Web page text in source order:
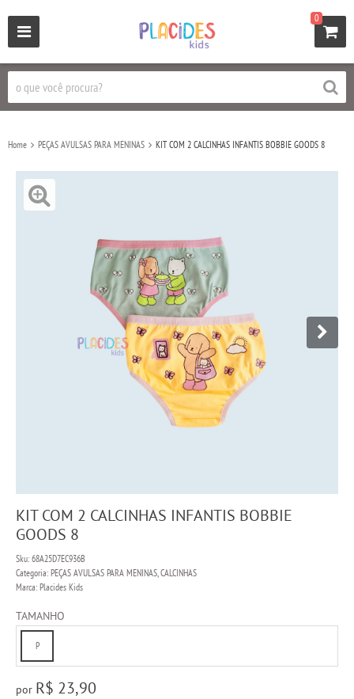
0
Home PEÇAS AVULSAS PARA MENINAS KIT COM 2 CALCINHAS INFANTIS BOBBIE GOODS 8
KIT COM 2 CALCINHAS INFANTIS BOBBIE
GOODS 8
Sku: 68A25D7EC936B
Categoria: PEÇAS AVULSAS PARA MENINAS,CALCINHAS
Marca: Placides Kids
TAMANHO
P
por R$ 23,90